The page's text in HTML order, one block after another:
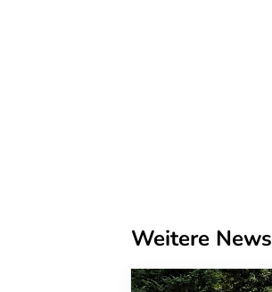
Weitere News